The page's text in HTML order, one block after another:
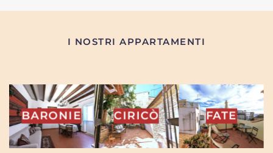
I NOSTRI APPARTAMENTI
BARONIE CIRICÒ FATE